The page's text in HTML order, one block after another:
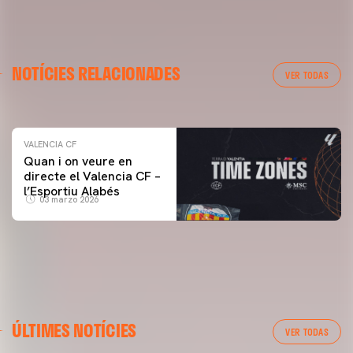
NOTÍCIES RELACIONADES VER TODAS
ENTRENAMENT DEL VALENCIA CF 04/03/26
VALENCIA CF
Quan i on veure en
directe el Valencia CF –
l’Esportiu Alabés
03 marzo 2026
ÚLTIMES NOTÍCIES VER TODAS